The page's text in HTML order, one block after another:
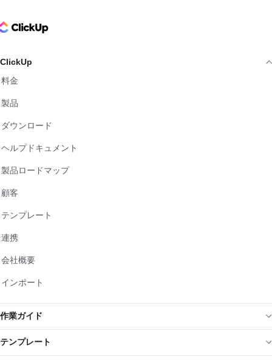
Logo
ClickUp
料金
製品
ダウンロード
ヘルプドキュメント
製品ロードマップ
顧客
テンプレート
連携
会社概要
インポート
作業ガイド
テンプレート